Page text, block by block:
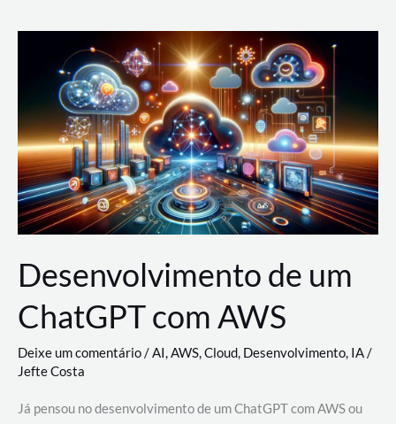
Nuvem:
Google
Cloud,
AWS
e
Azure
Desenvolvimento de um
ChatGPT com AWS
Deixe um comentário/AI,AWS,Cloud, Desenvolvimento, IA/
Jefte Costa
Já pensou no desenvolvimento de um ChatGPT com AWS ou